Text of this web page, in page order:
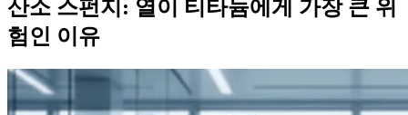
산소 스펀지: 열이 티타늄에게 가장 큰 위
험인 이유